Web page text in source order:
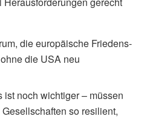
die europäische Friedens-
die USA neu
ist noch wichtiger – müssen
so resilient,